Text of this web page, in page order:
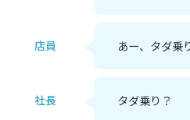
店員 あー、タダ乗
社長 タダ乗り？